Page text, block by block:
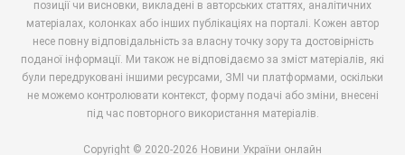
позиції чи висновки, викладені в авторських статтях, аналітичних
матеріалах, колонках або інших публікаціях на порталі. Кожен автор
несе повну відповідальність за власну точку зору та достовірність
поданої інформації. Ми також не відповідаємо за зміст матеріалів, які
були передруковані іншими ресурсами, ЗМІ чи платформами, оскільки
не можемо контролювати контекст, форму подачі або зміни, внесені
під час повторного використання матеріалів.
Copyright © 2020-2026 Новини України онлайн